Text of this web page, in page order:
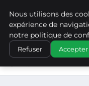
LA
ACCUEIL
LEADERSHIP
COMMENT
Nous utilisons des
expérience de
notre politique de
Refuser Accepter